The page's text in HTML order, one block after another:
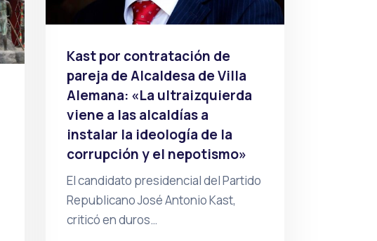
Kast por contratación de
pareja de Alcaldesa de Villa
Alemana: «La ultraizquierda
viene a las alcaldías a
instalar la ideología de la
corrupción y el nepotismo»
El candidato presidencial del Partido
Republicano José Antonio Kast,
criticó en duros…